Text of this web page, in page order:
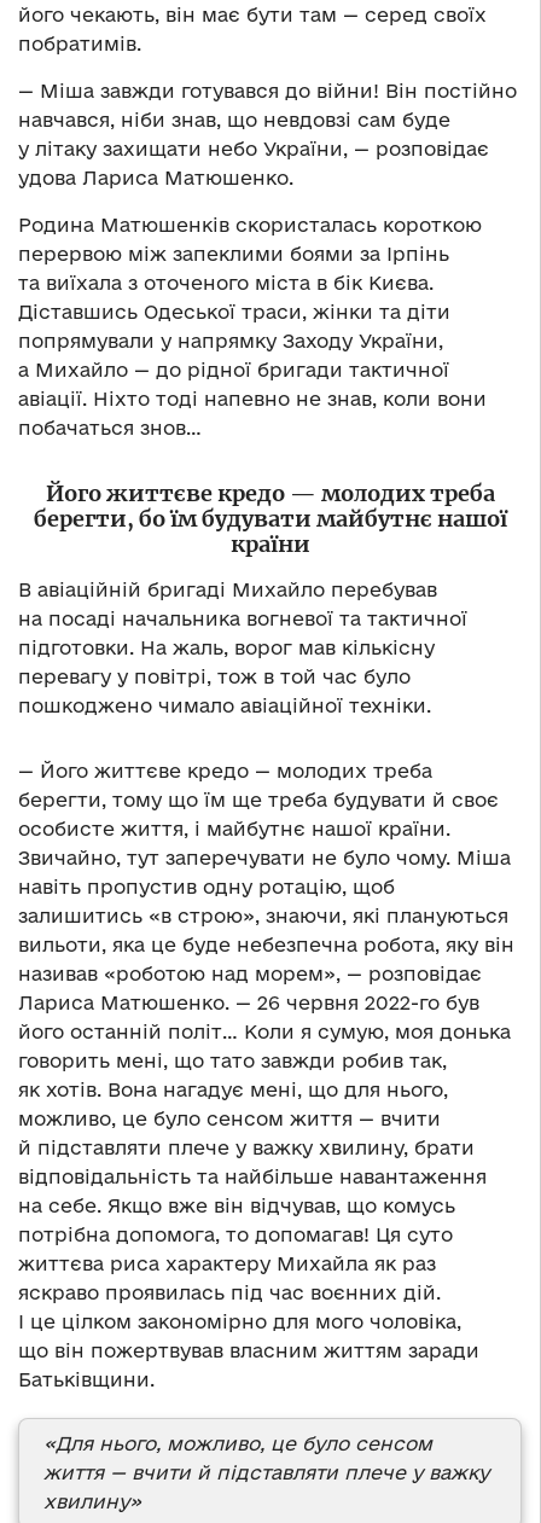
його чекають, він має бути там — серед своїх
побратимів.
— Міша завжди готувався до війни! Він постійно
навчався, ніби знав, що невдовзі сам буде
у літаку захищати небо України, — розповідає
удова Лариса Матюшенко.
Родина Матюшенків скористалась короткою
перервою між запеклими боями за Ірпінь
та виїхала з оточеного міста в бік Києва.
Діставшись Одеської траси, жінки та діти
попрямували у напрямку Заходу України,
а Михайло — до рідної бригади тактичної
авіації. Ніхто тоді напевно не знав, коли вони
побачаться знов…
Його життєве кредо — молодих треба
берегти, бо їм будувати майбутнє нашої
країни
В авіаційній бригаді Михайло перебував
на посаді начальника вогневої та тактичної
підготовки. На жаль, ворог мав кількісну
перевагу у повітрі, тож в той час було
пошкоджено чимало авіаційної техніки.
— Його життєве кредо — молодих треба
берегти, тому що їм ще треба будувати й своє
особисте життя, і майбутнє нашої країни.
Звичайно, тут заперечувати не було чому. Міша
навіть пропустив одну ротацію, щоб
залишитись «в строю», знаючи, які плануються
вильоти, яка це буде небезпечна робота, яку він
називав «роботою над морем», — розповідає
Лариса Матюшенко. — 26 червня 2022-го був
його останній політ… Коли я сумую, моя донька
говорить мені, що тато завжди робив так,
як хотів. Вона нагадує мені, що для нього,
можливо, це було сенсом життя — вчити
й підставляти плече у важку хвилину, брати
відповідальність та найбільше навантаження
на себе. Якщо вже він відчував, що комусь
потрібна допомога, то допомагав! Ця суто
життєва риса характеру Михайла як раз
яскраво проявилась під час воєнних дій.
І це цілком закономірно для мого чоловіка,
що він пожертвував власним життям заради
Батьківщини.
«Для нього, можливо, це було сенсом
життя — вчити й підставляти плече у важку
хвилину»